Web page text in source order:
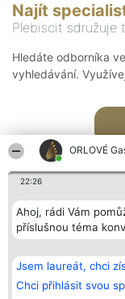
ORLOVÉ
22:26
Ahoj, rádi Vám
příslušnou téma
Jsem laureát, chci
Chci přihlásit svou
Najít
Plebiscit sdružuje
Hledáte odborníka
vyhledávání.
Bright Side Solutions sp. z o.
o. sp. k.
ul. Ruska 22
Wrocław 50-079